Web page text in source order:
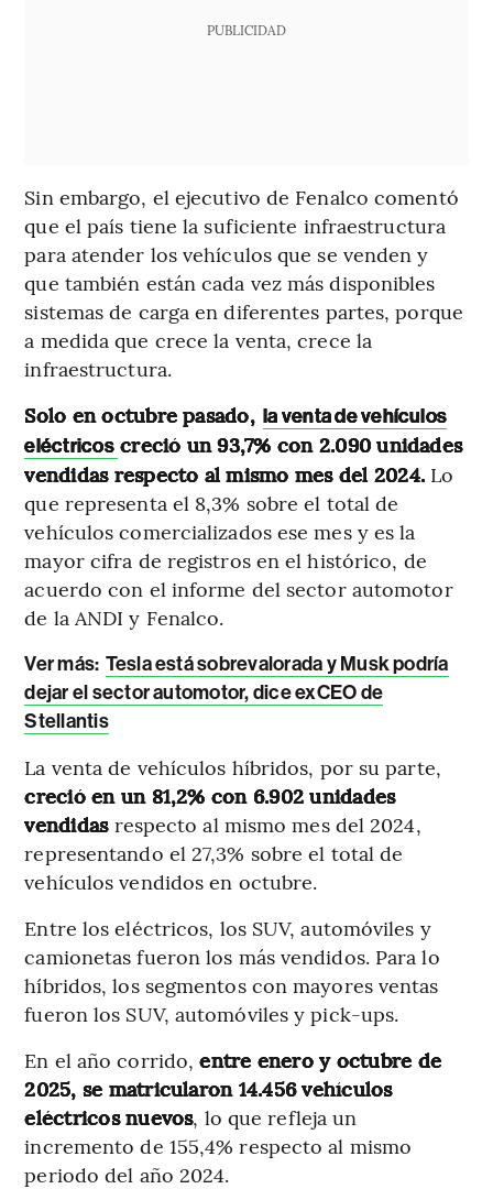
PUBLICIDAD
Sin embargo, el ejecutivo de Fenalco comentó
que el país tiene la suficiente infraestructura
para atender los vehículos que se venden y
que también están cada vez más disponibles
sistemas de carga en diferentes partes, porque
a medida que crece la venta, crece la
infraestructura.
Solo en octubre pasado, la venta de vehículos
eléctricos creció un 93,7% con 2.090 unidades
vendidas respecto al mismo mes del 2024. Lo
que representa el 8,3% sobre el total de
vehículos comercializados ese mes y es la
mayor cifra de registros en el histórico, de
acuerdo con el informe del sector automotor
de la ANDI y Fenalco.
Ver más: Tesla está sobrevalorada y Musk podría
dejar el sector automotor, dice exCEO de
Stellantis
La venta de vehículos híbridos, por su parte,
creció en un 81,2% con 6.902 unidades
vendidas respecto al mismo mes del 2024,
representando el 27,3% sobre el total de
vehículos vendidos en octubre.
Entre los eléctricos, los SUV, automóviles y
camionetas fueron los más vendidos. Para lo
híbridos, los segmentos con mayores ventas
fueron los SUV, automóviles y pick-ups.
En el año corrido,entre enero y octubre de
2025, se matricularon 14.456 vehículos
eléctricos nuevos, lo que refleja un
incremento de 155,4% respecto al mismo
periodo del año 2024.